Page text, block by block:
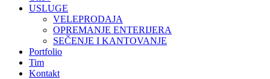
USLUGE
VELEPRODAJA
OPREMANJE ENTERIJERA
SEČENJE I KANTOVANJE
Portfolio
Tim
Kontakt